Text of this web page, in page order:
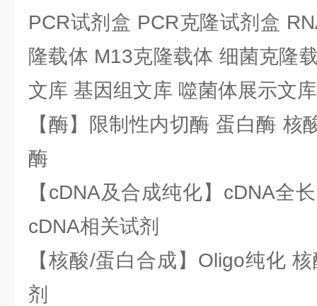
PCR试剂盒 PCR克隆试剂盒
隆载体 M13克隆载体 细菌克隆
文库 基因组文库 噬菌体展示文库
【酶】限制性内切酶 蛋白酶 核
酶
【cDNA及合成纯化】cDNA全
cDNA相关试剂
【核酸/蛋白合成】Oligo纯化
剂